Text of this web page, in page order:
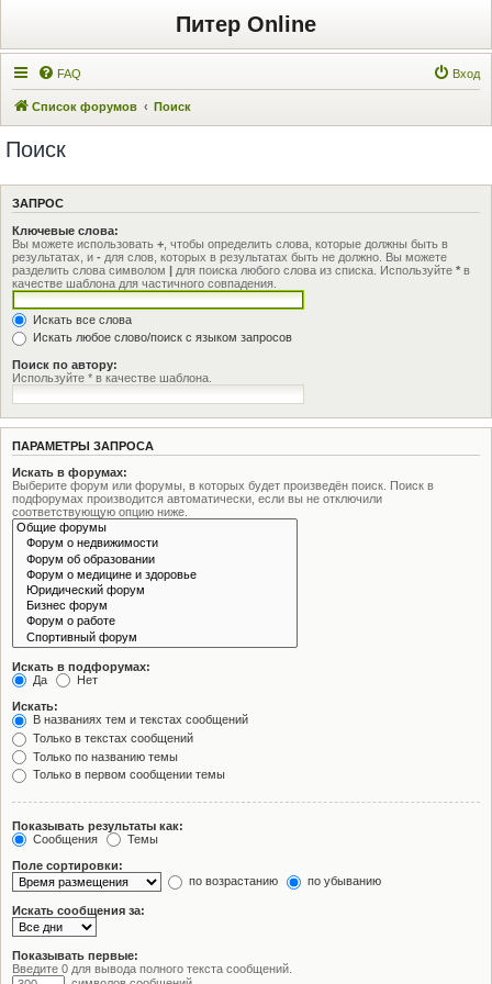
Питер Online
FAQ Вход
Список форумов Поиск
Поиск
ЗАПРОС
Ключевые слова:
Вы можете использовать + , чтобы определить слова, которые должны быть в
результатах, и - для слов, которых в результатах быть не должно. Вы можете
разделить слова символом | для поиска любого слова из списка. Используйте * в
качестве шаблона для частичного совпадения.
Искать все слова
Искать любое слово/поиск с языком запросов
Поиск по автору:
Используйте * в качестве шаблона.
ПАРАМЕТРЫ ЗАПРОСА
Искать в форумах:
Выберите форум или форумы, в которых будет произведён поиск. Поиск в
подфорумах производится автоматически, если вы не отключили
соответствующую опцию ниже.
Искать в подфорумах:
Да
Нет
Искать:
В названиях тем и текстах сообщений
Только в текстах сообщений
Только по названию темы
Только в первом сообщении темы
Показывать результаты как:
Сообщения
Темы
Поле сортировки:
по возрастанию
по убыванию
Искать сообщения за:
Показывать первые:
Введите 0 для вывода полного текста сообщений.